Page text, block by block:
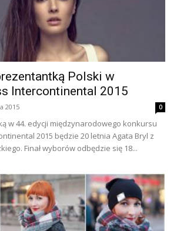
Polski w
Intercontinental 2015
2015 0
w 44. edycji międzynarodowego konkursu
2015 będzie 20 letnia Agata Bryl z
Finał wyborów odbędzie się 18...